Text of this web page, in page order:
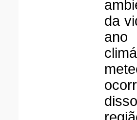
da
ano